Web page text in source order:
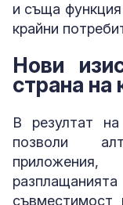
и съща функция
крайни
Нови
страна на
В резултат
позволи
съвместимост